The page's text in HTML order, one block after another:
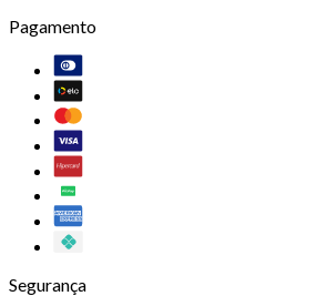
Pagamento
Segurança